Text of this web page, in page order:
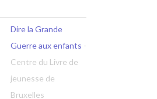
Dire la Grande
Guerre aux enfants -
Centre du Livre de
jeunesse de
Bruxelles